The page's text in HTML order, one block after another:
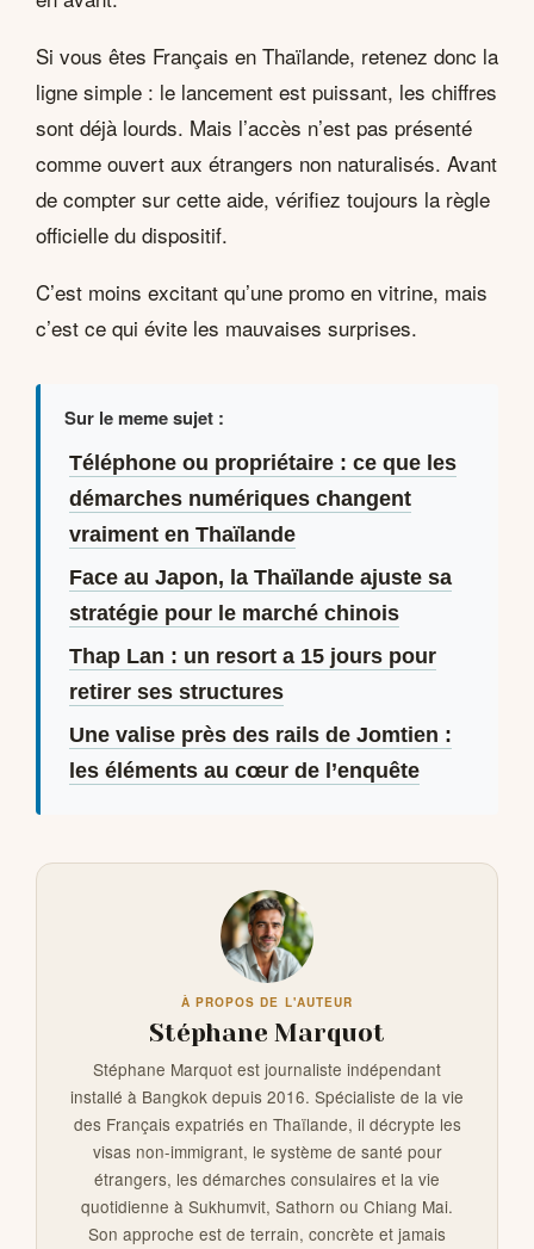
Si vous êtes Français en Thaïlande, retenez donc la
ligne simple : le lancement est puissant, les chiffres
sont déjà lourds. Mais l’accès n’est pas présenté
comme ouvert aux étrangers non naturalisés. Avant
de compter sur cette aide, vérifiez toujours la règle
officielle du dispositif.
C’est moins excitant qu’une promo en vitrine, mais
c’est ce qui évite les mauvaises surprises.
Sur le meme sujet :
Téléphone ou propriétaire : ce que les
démarches numériques changent
vraiment en Thaïlande
Face au Japon, la Thaïlande ajuste sa
stratégie pour le marché chinois
Thap Lan : un resort a 15 jours pour
retirer ses structures
Une valise près des rails de Jomtien :
les éléments au cœur de l’enquête
À PROPOS DE L'AUTEUR
Stéphane Marquot
Stéphane Marquot est journaliste indépendant
installé à Bangkok depuis 2016. Spécialiste de la vie
des Français expatriés en Thaïlande, il décrypte les
visas non-immigrant, le système de santé pour
étrangers, les démarches consulaires et la vie
quotidienne à Sukhumvit, Sathorn ou Chiang Mai.
Son approche est de terrain, concrète et jamais